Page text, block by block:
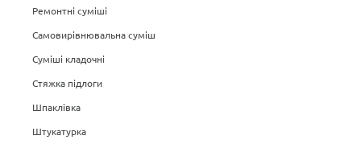
Ремонтні суміші
Самовирівнювальна суміш
Суміші кладочні
Стяжка підлоги
Шпаклівка
Штукатурка